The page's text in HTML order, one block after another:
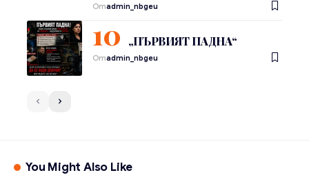
Отadmin_nbgeu
„ПЪРВИЯТ ПАДНА“
Отadmin_nbgeu
You Might Also Like